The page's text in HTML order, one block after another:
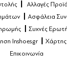
Αλλαγές
Ασφάλεια
Συχνές
Inshoes.gr
Χάρτης
Επικοινωνία